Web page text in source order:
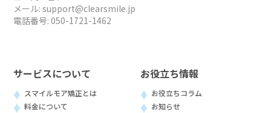
メール: support@clearsmile.jp
電話番号: 050-1721-1462
サービスについて
スマイルモア矯正とは
料金について
お役立ち情報
お役立ちコラム
お知らせ